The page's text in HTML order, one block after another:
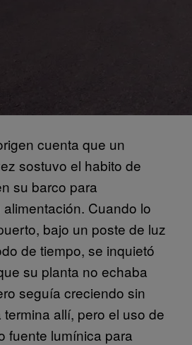
cuenta que un
sostuvo el habito de
su barco para
Cuando lo
bajo un poste de luz
de tiempo, se inquietó
su planta no echaba
seguía creciendo sin
allí, pero el uso de
fuente lumínica para